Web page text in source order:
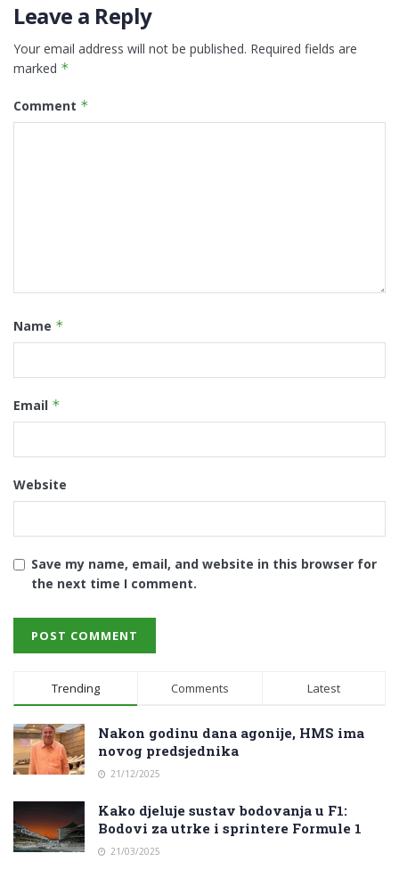
Leave a Reply
Your email address will not be published. Required fields are
marked *
Comment *
Name *
Email *
Website
Save my name, email, and website in this browser for
the next time I comment.
Trending Comments Latest
Nakon godinu dana agonije, HMS ima
novog predsjednika
21/12/2025
Kako djeluje sustav bodovanja u F1:
Bodovi za utrke i sprintere Formule 1
21/03/2025